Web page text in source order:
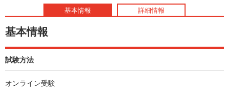
基本情報 詳細情報
基本情報
試験方法
オンライン受験